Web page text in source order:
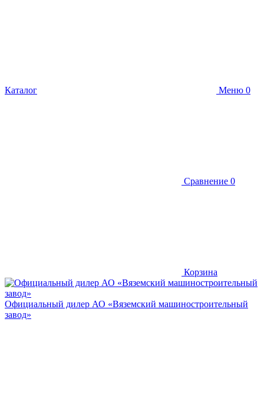
Каталог Меню 0
Сравнение 0
Корзина
Официальный дилер АО «Вяземский машиностроительный
завод»